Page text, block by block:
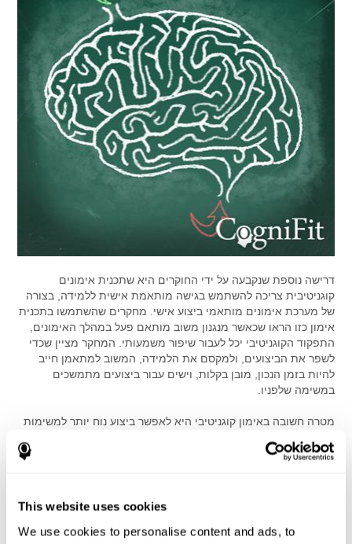
This website uses cookies
We use cookies to personalise content and ads, to
דרישה נוספת שנקבעה על ידי החוקרים היא שתכנית אימונים
קוגניטיבית צריכה להשתמש בגישה מותאמת אישית ללמידה, בצורה
של מערכת אימונים מותאמי ביצוע אישי. מחקרים שהשתמשו בתכנית
אימון כזו הראו שכאשר מנגנון משוב מותאם פעל במהלך האימונים,
התפקוד הקוגניטיבי יכל לעבור שיפור משמעותי. המחקר מציין שכדי
לשפר את הביצועים, ולמקסם את הלמידה, המשוב למתאמן חייב
להיות בזמן הנכון, מובן בקלות, וישים עבור ביצועים מתמשכים
במשימה שלפניו.
מטרה חשובה באימון קוגניטיבי היא לאפשר ביצוע נוח יותר למשימות
ותחזוק אינטראקציה חברתית. מאחר ומספר גדול של תהליכים
במגוון רב של תחומים המשלבים כמה תהליכים קוגניטיביים, שאיננה